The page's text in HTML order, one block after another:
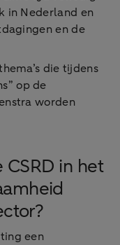
in Nederland en
en de
die tijdens
op de
worden
in het
een